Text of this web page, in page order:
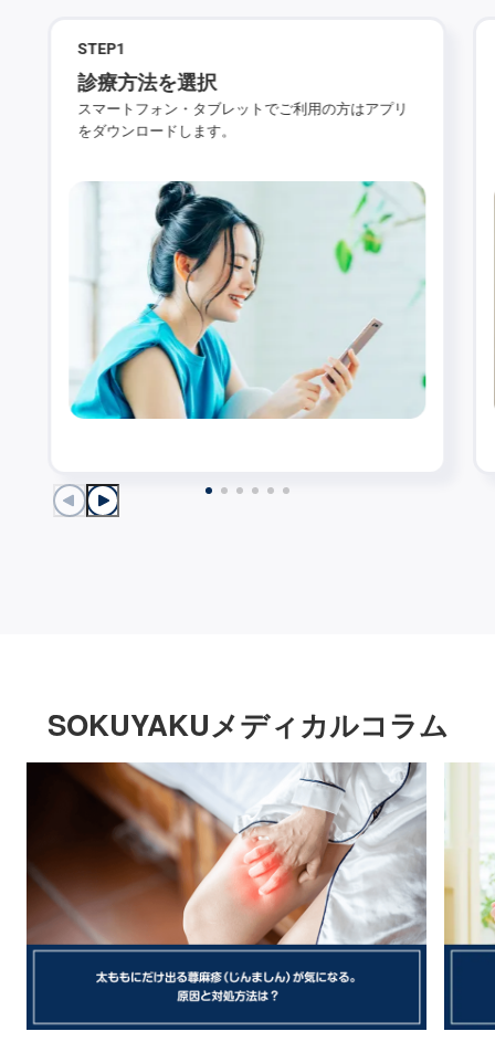
STEP1
診療方法を選択
スマートフォン・タブレットでご利用の方はアプリ
をダウンロードします。
SOKUYAKUメディカルコラム